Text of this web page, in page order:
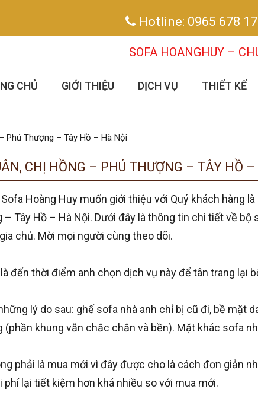
Hotline: 0965 678
SOFA HOANGHUY – CHUYÊN
CHỦ GIỚI THIỆU DỊCH VỤ THIẾT KẾ
Phú Thượng – Tây Hồ – Hà Nội
CHỊ HỒNG – PHÚ THƯỢNG – TÂY HỒ
Hoàng Huy muốn giới thiệu với Quý khách hàng là
Tây Hồ – Hà Nội. Dưới đây là thông tin chi tiết về bộ
chủ. Mời mọi người cùng theo dõi.
đến thời điểm anh chọn dịch vụ này để tân trang lại
lý do sau: ghế sofa nhà anh chỉ bị cũ đi, bề mặt
khung vẫn chắc chắn và bền). Mặt khác sofa
phải là mua mới vì đây được cho là cách đơn giản
lại tiết kiệm hơn khá nhiều so với mua mới.